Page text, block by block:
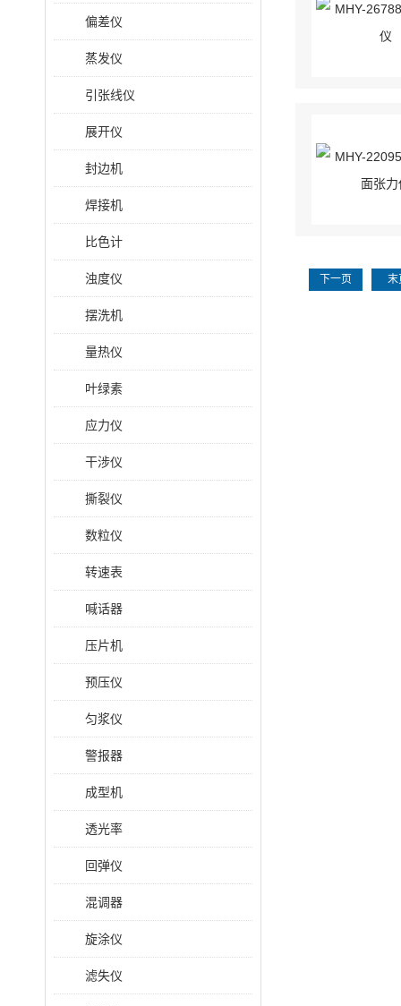
偏差仪
蒸发仪
引张线仪
展开仪
封边机
焊接机
比色计
浊度仪
摆洗机
量热仪
叶绿素
应力仪
干涉仪
撕裂仪
数粒仪
转速表
喊话器
压片机
预压仪
匀浆仪
警报器
成型机
透光率
回弹仪
混调器
旋涂仪
滤失仪
下一页 末